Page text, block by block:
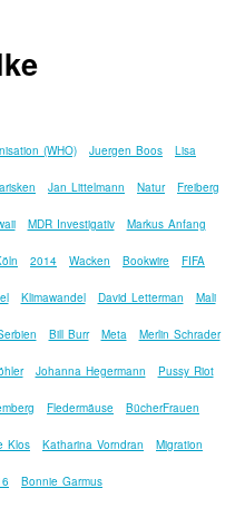
(WHO) Juergen Boos Lisa
Jan Littelmann Natur Freiberg
MDR Investigativ Markus Anfang
2014 Wacken Bookwire FIFA
Klimawandel David Letterman Mali
Bill Burr Meta Merlin Schrader
Johanna Hegermann Pussy Riot
Fledermäuse BücherFrauen
Klos Katharina Vorndran Migration
Bonnie Garmus